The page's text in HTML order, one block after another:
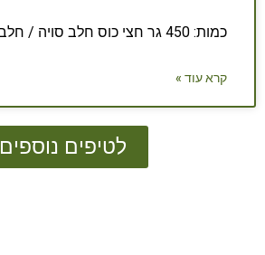
כמות: 450 גר חצי כוס חלב סויה / חלב רגיל
קרא עוד »
לטיפים נוספים